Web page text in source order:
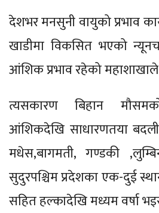
देशभर मनसुनी वायुको प्रभाव
खाडीमा विकसित भएको
आंशिक प्रभाव रहेको
त्यसकारण बिहान
आंशिकदेखि साधारणतया
मधेस,बागमती, गण्डकी
सुदुरपश्चिम प्रदेशका एक-दुई
सहित हल्कादेखि मध्यम वर्षा